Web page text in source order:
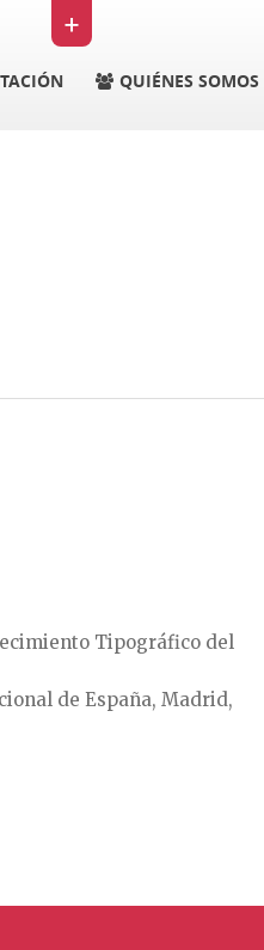
+
QUIÉNES SOMOS
Tipográfico del
de España, Madrid,